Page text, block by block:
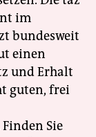
im
bundesweit
einen
und Erhalt
guten, frei
Sie